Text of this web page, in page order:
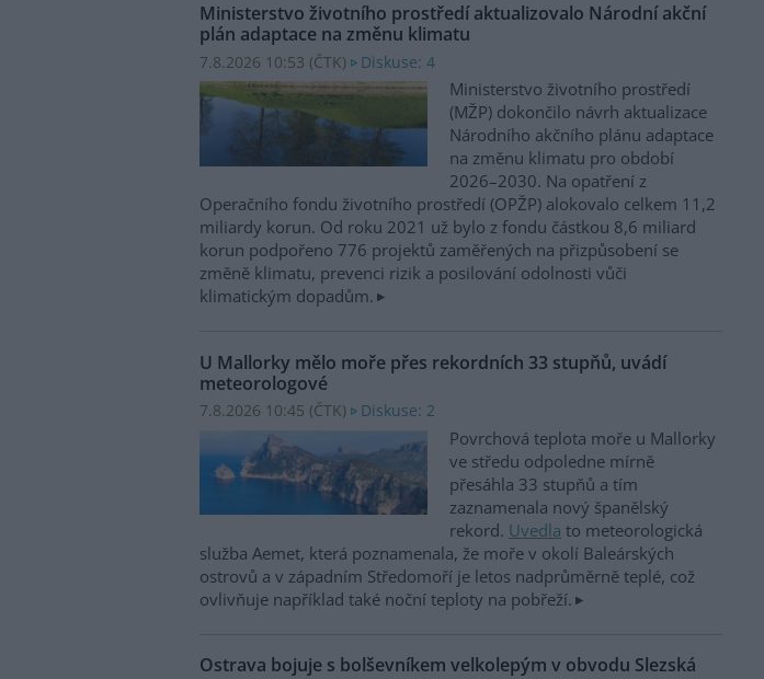
Ministerstvo životního prostředí aktualizovalo Národní akční
plán adaptace na změnu klimatu
7.8.2026 10:53 (ČTK) Diskuse: 4
Ministerstvo životního prostředí
(MŽP) dokončilo návrh aktualizace
Národního akčního plánu adaptace
na změnu klimatu pro období
2026–2030. Na opatření z
Operačního fondu životního prostředí (OPŽP) alokovalo celkem 11,2
miliardy korun. Od roku 2021 už bylo z fondu částkou 8,6 miliard
korun podpořeno 776 projektů zaměřených na přizpůsobení se
změně klimatu, prevenci rizik a posilování odolnosti vůči
klimatickým dopadům.
U Mallorky mělo moře přes rekordních 33 stupňů, uvádí
meteorologové
7.8.2026 10:45 (ČTK) Diskuse: 2
Povrchová teplota moře u Mallorky
ve středu odpoledne mírně
přesáhla 33 stupňů a tím
zaznamenala nový španělský
rekord. Uvedla to meteorologická
služba Aemet, která poznamenala, že moře v okolí Baleárských
ostrovů a v západním Středomoří je letos nadprůměrně teplé, což
ovlivňuje například také noční teploty na pobřeží.
Ostrava bojuje s bolševníkem velkolepým v obvodu Slezská